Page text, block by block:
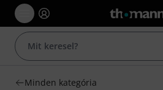
Minden kategória